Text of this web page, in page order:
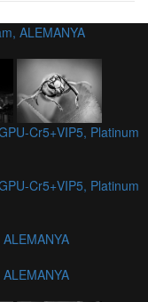
ALEMANYA
Cr5+VIP5, Platinum
Cr5+VIP5, Platinum